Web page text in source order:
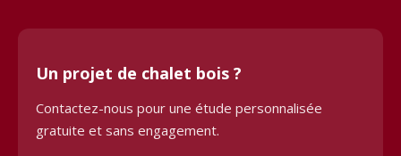
Un projet de chalet bois ?
Contactez-nous pour une étude personnalisée
gratuite et sans engagement.